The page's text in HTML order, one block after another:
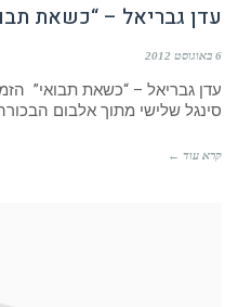
עדן גבריאל – “כשאת
6 באוגוסט 2012
סינגל שלישי מתוך אלבום
קרא עוד ←